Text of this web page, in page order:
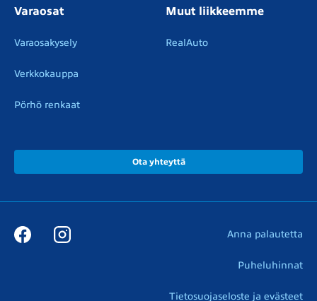
Varaosat
Varaosakysely
Verkkokauppa
Pörhö renkaat
Muut liikkeemme
RealAuto
Ota yhteyttä
Anna palautetta
Puheluhinnat
Tietosuojaseloste ja evästeet